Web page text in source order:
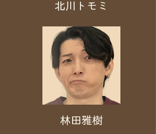
北川トモミ
林田雅樹